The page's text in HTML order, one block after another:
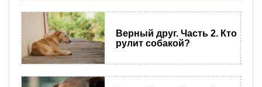
​Верный друг. Часть 2. Кто
рулит собакой?